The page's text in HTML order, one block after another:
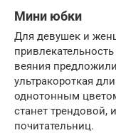
Мини юбки
Для девушек и
веяния
ультракороткая
однотонным
станет трендовой,
почитательниц.